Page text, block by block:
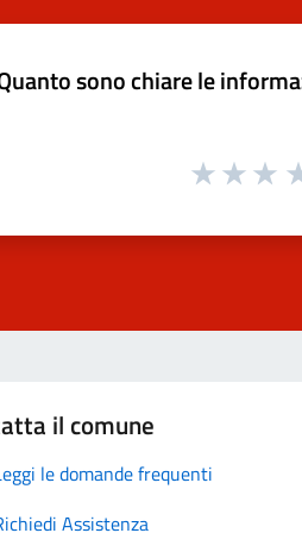
sono chiare le
il comune
le domande frequenti
Assistenza